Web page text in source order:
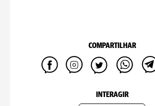
COMPARTILHAR
INTERAGIR